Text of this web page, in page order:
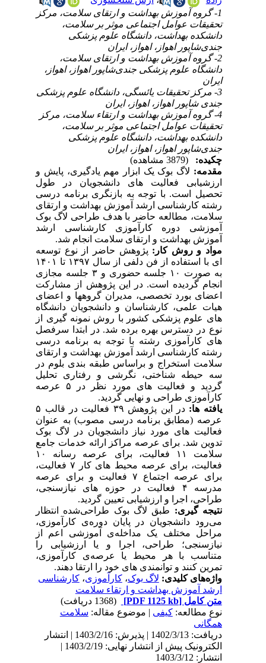
1- گروه آموزش بهداشت و ارتقای سلامت، مرکز
تحقیقات عوامل اجتماعی موثر بر سلامت،
دانشکده بهداشت، دانشگاه علوم پزشکی
جندی‌شاپور اهواز، اهواز، ایران
2- گروه آموزش بهداشت و ارتقای سلامت،
دانشگاه علوم پزشکی جندی‌شاپور اهواز، اهواز،
ایران
3- مرکز تحقیقات یائسگی، دانشگاه علوم پزشکی
جندی شاپور اهواز، اهواز، ایران
4- گروه آموزش بهداشت و ارتقاء سلامت، مرکز
تحقیقات عوامل اجتماعی موثر بر سلامت،
دانشکده بهداشت، دانشگاه علوم پزشکی
جندی‌شاپور اهواز، اهواز، ایران
چکیده:
مقدمه:لاگ بوک یک ابزار مهم یادگیری، پایش و
ارزشیابی فعالیت های دانشجویان در طول
تحصیل است. با توجه به بازنگری برنامه درسی
رشته کارشناسی ارشد آموزش بهداشت و ارتقای
سلامت، مطالعه حاضر با هدف طراحی لاگ بوک
آموزشی دوره کارآموزی کارشناسی ارشد
آموزش بهداشت و ارتقای سلامت انجام شد.
مواد و روش کار: پژوهش حاضر از نوع توسعه
ای با استفاده از فن دلفی از سال ۱۳۹۷ تا ۱۴۰۱
به صورت ۱۰ جلسه حضوری و ۳ جلسه مجازی
انجام گردیده است. در این پژوهش از مشارکت
اعضای بورد تخصصی، مدیران گروهها و اعضای
هیات علمی، کارشناسان و دانشجویان دانشگاه
های علوم پزشکی کشور با روش نمونه گیری از
نوع در دسترس بهره برده شد. در ابتدا سرفصل
های کارآموزی رشته با توجه به برنامه درسی
رشته کارشناسی ارشد آموزش بهداشت و ارتقای
سلامت استخراج و براساس طبقه بندی بلوم در
سه حیطه شناختی، نگرشی و رفتاری تحلیل
گردید و فعالیت های مورد نظر در ۵ عرصه
کارآموزی طراحی و نهایی گردید.
یافته ها:
در این پژوهش ۳۹ فعالیت در قالب ۵
عرصه (مطابق برنامه درسی مصوب) به عنوان
فعالیت های مورد نیاز دانشجویان در لاگ بوک
تدوین شد. برای عرصه مراکز ارائه خدمات جامع
سلامت ۱۱ فعالیت، برای عرصه رسانه ۱۰
فعالیت، برای عرصه محیط های کار ۷ فعالیت،
برای عرصه اجتماع ۷ فعالیت و برای عرصه
مدرسه ۴ فعالیت در حوزه های نیازسنجی،
طراحی، اجرا و ارزشیابی تعیین گردید.
نتیجه گیری:طبق لاگ بوک طراحی‌شده انتظار
می‌رود دانشجویان در پایان دوره‌ی کارآموزی،
مراحل مختلف یک مداخله‌ی آموزشی اعم از
نیازسنجی؛ طراحی، اجرا و یا ارزشیابی را
متناسب با هر محیط یا عرصه‌ی کارآموزی،
تمرین کنند و توانمندی های خود را ارتقا دهند.
واژه‌های کلیدی:لاگ بوک،کارآموزی،کارشناسی
ارشد آموزش بهداشت و ارتقاء سلامت
متن کامل[PDF 1125 kb]
نوع مطالعه:کیفی| موضوع مقاله:سلامت
همگانی
دریافت: 1402/3/13 | پذیرش: 1403/2/16 | انتشار
الکترونیک پیش از انتشار نهایی: 1403/2/19 |
انتشار: 1403/3/12